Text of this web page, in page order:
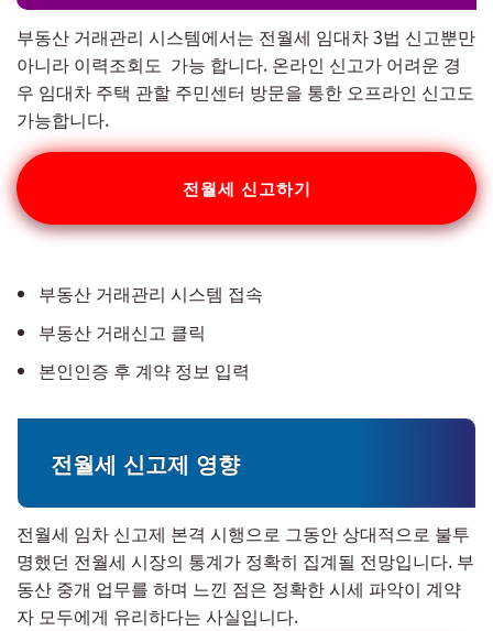
부동산 거래관리 시스템에서는 전월세 임대차 3법 신고뿐만
아니라 이력조회도 가능 합니다. 온라인 신고가 어려운 경
우 임대차 주택 관할 주민센터 방문을 통한 오프라인 신고도
가능합니다.
전월세 신고하기
부동산 거래관리 시스템 접속
부동산 거래신고 클릭
본인인증 후 계약 정보 입력
전월세 신고제 영향
전월세 임차 신고제 본격 시행으로 그동안 상대적으로 불투
명했던 전월세 시장의 통계가 정확히 집계될 전망입니다. 부
동산 중개 업무를 하며 느낀 점은 정확한 시세 파악이 계약
자 모두에게 유리하다는 사실입니다.